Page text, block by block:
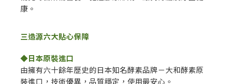
康。
三造源六大貼心保障
◆日本原裝進口
由擁有六十餘年歷史的日本知名酵素品牌－大和酵素原
裝進口，技術優異，品質穩定，使用最安心。